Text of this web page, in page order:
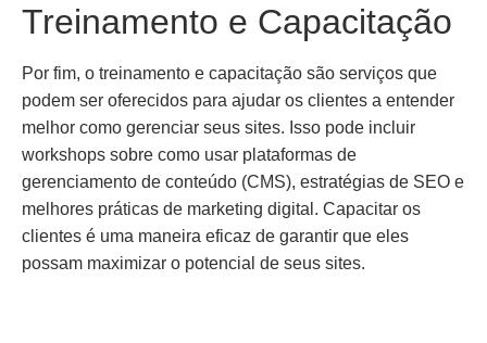
Treinamento e Capacitação
Por fim, o treinamento e capacitação são serviços que
podem ser oferecidos para ajudar os clientes a entender
melhor como gerenciar seus sites. Isso pode incluir
workshops sobre como usar plataformas de
gerenciamento de conteúdo (CMS), estratégias de SEO e
melhores práticas de marketing digital. Capacitar os
clientes é uma maneira eficaz de garantir que eles
possam maximizar o potencial de seus sites.